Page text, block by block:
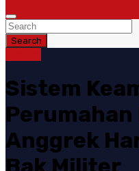
Search
Sistem
Perumahan
Anggrek